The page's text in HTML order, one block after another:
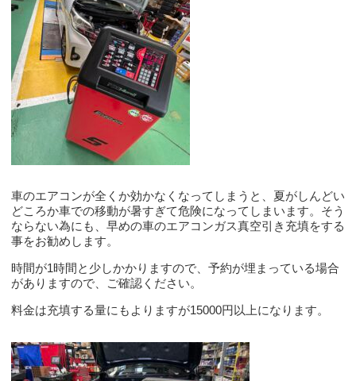
車のエアコンが全くか効かなくなってしまうと、夏がしんどい
どころか車での移動が暑すぎて危険になってしまいます。そう
ならない為にも、早めの車のエアコンガス真空引き充填をする
事をお勧めします。
時間が1時間と少しかかりますので、予約が埋まっている場合
がありますので、ご確認ください。
料金は充填する量にもよりますが15000円以上になります。